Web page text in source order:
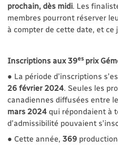
prochain, dès midi . Les
membres pourront réserver
à compter de cette date, et ce
Inscriptions aux 39es prix
● La période d’inscriptions
26 février 2024 . Seules les
canadiennes diffusées entre le
mars 2024 qui répondaient à
d’admissibilité pouvaient
● Cette année, 369